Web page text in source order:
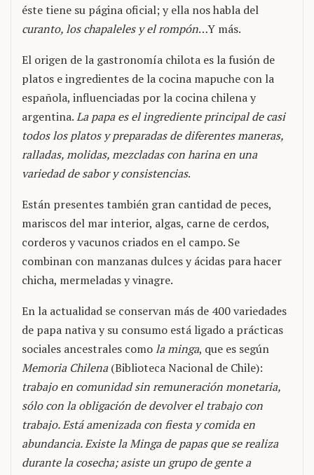
éste tiene su página oficial; y ella nos habla del
curanto, los chapaleles y el rompón…Y más.
El origen de la gastronomía chilota es la fusión de
platos e ingredientes de la cocina mapuche con la
española, influenciadas por la cocina chilena y
argentina.La papa es el ingrediente principal de casi
todos los platos y preparadas de diferentes maneras,
ralladas, molidas, mezcladas con harina en una
variedad de sabor y consistencias.
Están presentes también gran cantidad de peces,
mariscos del mar interior, algas, carne de cerdos,
corderos y vacunos criados en el campo. Se
combinan con manzanas dulces y ácidas para hacer
chicha, mermeladas y vinagre.
En la actualidad se conservan más de 400 variedades
de papa nativa y su consumo está ligado a prácticas
sociales ancestrales comola minga, que es según
Memoria Chilena(Biblioteca Nacional de Chile):
trabajo en comunidad sin remuneración monetaria,
sólo con la obligación de devolver el trabajo con
trabajo. Está amenizada con fiesta y comida en
abundancia. Existe la Minga de papas que se realiza
durante la cosecha; asiste un grupo de gente a